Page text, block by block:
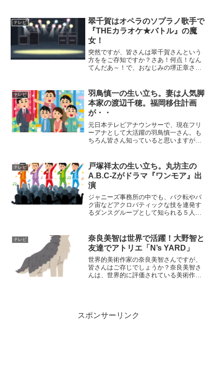
がれるほどです。今回は、年齢を重ねた
現在も、女優としての演...
テレビ
翠千賀はオペラのソプラノ歌手で
『THEカラオケ★バトル』の魔
女！
突然ですが、皆さんは翠千賀さんという
方ををご存知ですか？さあ！何点！なん
てんだあ～！で、おなじみの堺正章さん
と紹介されていました。今回はそんな、
高音オペラ魔女の異名を...
テレビ
羽鳥慎一の生い立ち。妻は人気脚
本家の渡辺千穂。福岡移住計画
が・・
元日本テレビアナウンサーで、現在フリ
ーアナとして大活躍の羽鳥慎一さん。も
ちろん皆さん知っていると思いますがい
ブ」、「ものまねバトル」などのMCを歴
任しエース級の活躍を見...
テレビ
戸塚祥太の生い立ち。丸坊主の
A.B.C-Zがドラマ『ワンモア』出
演
ジャニーズ事務所の中でも、バク転やバ
ク宙などアクロバティックな技を連発す
るダンスグループとして知られる５人組
映画出演が悲願だったという戸塚祥太さ
んですが、皆さんはご存じで...
テレビ
奈良美智は世界で活躍！大野智と
友達でアトリエ「N’s YARD」
世界的美術作家の奈良美智さんですが、
皆さんはご存じでしょうか？奈良美智さ
んは、世界的に評価されている美術作家
スポンサーリンク